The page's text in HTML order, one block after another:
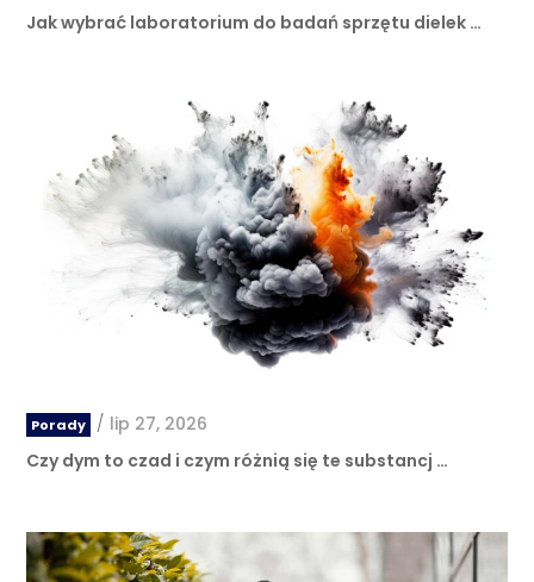
Jak wybrać laboratorium do badań sprzętu dielek …
Porady / lip 27, 2026
Czy dym to czad i czym różnią się te substancj …